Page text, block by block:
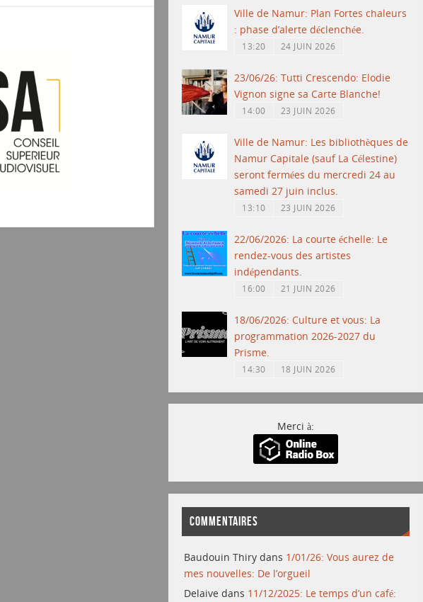
Ville de Namur: Plan Fortes chaleurs
: phase d’alerte déclenchée.
13:20 24 JUIN 2026
23/06/26: Tutti Crescendo: Elodie
Vignon signe sa Carte Blanche!
14:00 23 JUIN 2026
Ville de Namur: Les bibliothèques de
Namur Capitale (sauf La Célestine)
seront fermées du mercredi 24 au
samedi 27 juin inclus.
13:10 23 JUIN 2026
22/06/2026: La courte échelle: Le
rendez-vous des artistes
indépendants.
16:00 21 JUIN 2026
18/06/2026: Culture et vous: La
programmation 2026-2027 du
Prisme.
14:30 18 JUIN 2026
Merci à:
COMMENTAIRES
Baudouin Thiry dans 1/01/26: Vous aurez de
mes nouvelles: De l’orgueil
Delaive dans 11/12/2025: Le temps d’un café: